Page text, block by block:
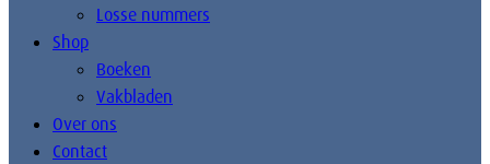
Losse nummers
Shop
Boeken
Vakbladen
Over ons
Contact